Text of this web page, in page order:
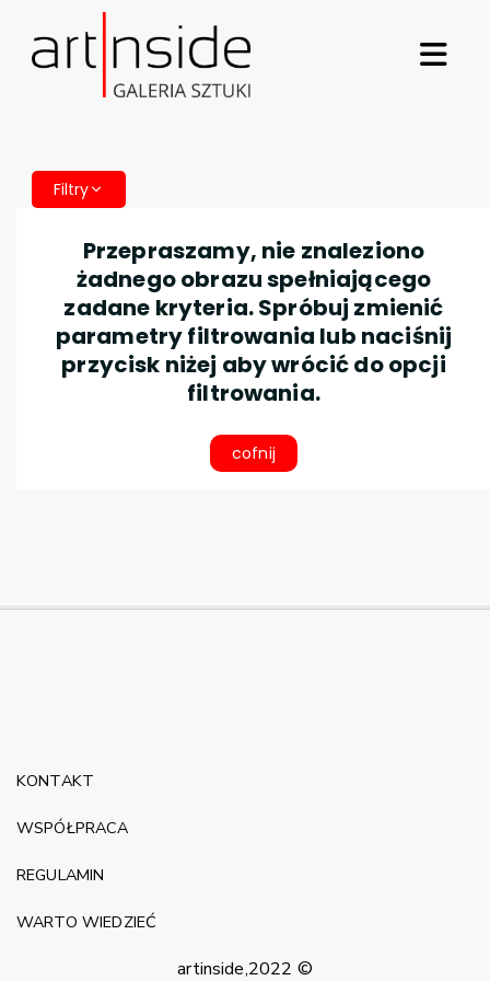
Filtry
Przepraszamy, nie znaleziono
żadnego obrazu spełniającego
zadane kryteria. Spróbuj zmienić
parametry filtrowania lub naciśnij
przycisk niżej aby wrócić do opcji
filtrowania.
cofnij
artinside,2022 ©
KONTAKT
WSPÓŁPRACA
REGULAMIN
WARTO WIEDZIEĆ